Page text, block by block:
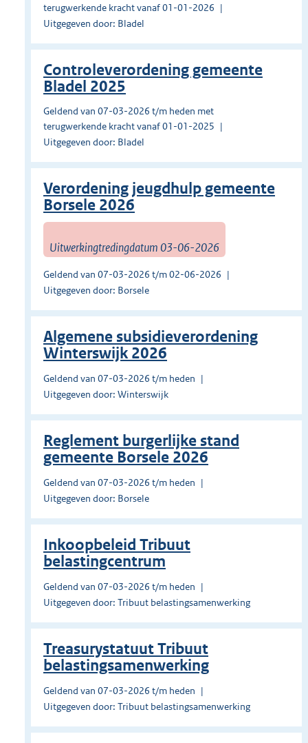
terugwerkende kracht vanaf 01-01-2026
Uitgegeven door: Bladel
Controleverordening gemeente
Bladel 2025
Geldend van 07-03-2026 t/m heden met
terugwerkende kracht vanaf 01-01-2025
Uitgegeven door: Bladel
Verordening jeugdhulp gemeente
Borsele 2026
Uitwerkingtredingdatum 03-06-2026
Geldend van 07-03-2026 t/m 02-06-2026
Uitgegeven door: Borsele
Algemene subsidieverordening
Winterswijk 2026
Geldend van 07-03-2026 t/m heden
Uitgegeven door: Winterswijk
Reglement burgerlijke stand
gemeente Borsele 2026
Geldend van 07-03-2026 t/m heden
Uitgegeven door: Borsele
Inkoopbeleid Tribuut
belastingcentrum
Geldend van 07-03-2026 t/m heden
Uitgegeven door: Tribuut belastingsamenwerking
Treasurystatuut Tribuut
belastingsamenwerking
Geldend van 07-03-2026 t/m heden
Uitgegeven door: Tribuut belastingsamenwerking